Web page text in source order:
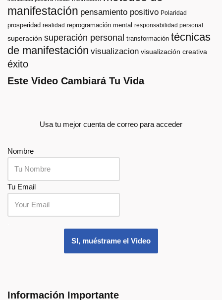
manifestación pensamiento positivo Polaridad
prosperidad realidad reprogramación mental responsabilidad personal.
superación superación personal transformación técnicas
de manifestación visualizacion visualización creativa
éxito
Este Video Cambiará Tu Vida
Usa tu mejor cuenta de correo para acceder
Nombre
Tu Email
SI, muéstrame el Video
Información Importante